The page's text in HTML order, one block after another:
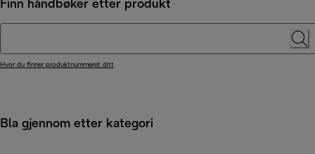
Finn håndbøker etter produkt
Hvor du finner produktnummeret ditt
Bla gjennom etter kategori